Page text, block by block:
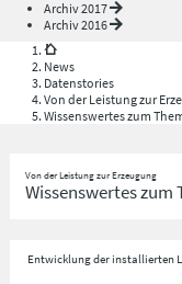
Archiv 2017
Archiv 2016
News
Datenstories
Von der Leistung zur
Wissenswertes zum
Von der Leistung zur Erzeugung
Wissenswertes zum
Entwicklung der installierten